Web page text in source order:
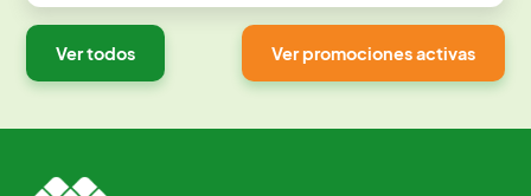
Ver todos Ver promociones activas